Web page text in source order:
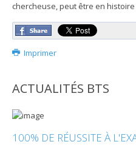
chercheuse, peut être en
Imprimer
ACTUALITÉS BTS
100% DE RÉUSSITE À